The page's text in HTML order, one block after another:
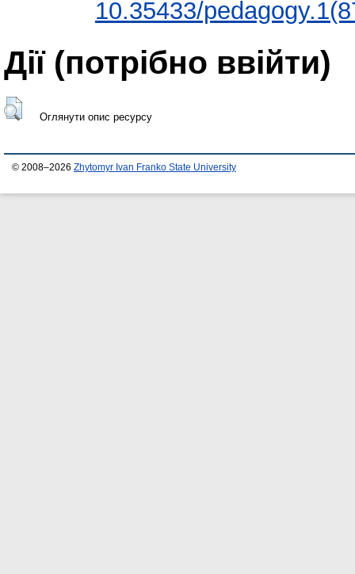
10.35433/
Дії ​​(потрібно ввійти)
Оглянути опис ресурсу
© 2008–2026 Zhytomyr Ivan Franko State University